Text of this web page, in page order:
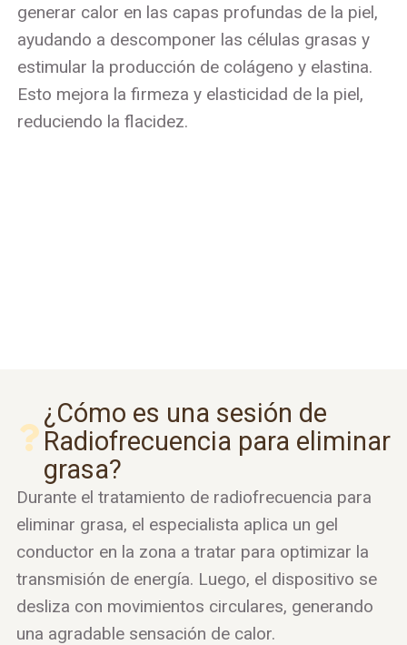
generar calor en las capas profundas de la piel,
ayudando a descomponer las células grasas y
estimular la producción de colágeno y elastina.
Esto mejora la firmeza y elasticidad de la piel,
reduciendo la flacidez.
¿Cómo es una sesión de
Radiofrecuencia para eliminar
grasa?
Durante el tratamiento de radiofrecuencia para
eliminar grasa, el especialista aplica un gel
conductor en la zona a tratar para optimizar la
transmisión de energía. Luego, el dispositivo se
desliza con movimientos circulares, generando
una agradable sensación de calor.